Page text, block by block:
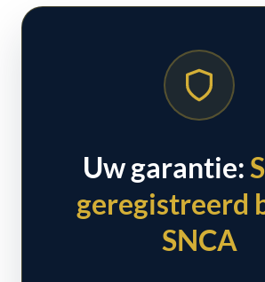
Uw garantie:
geregistreerd
SNCA